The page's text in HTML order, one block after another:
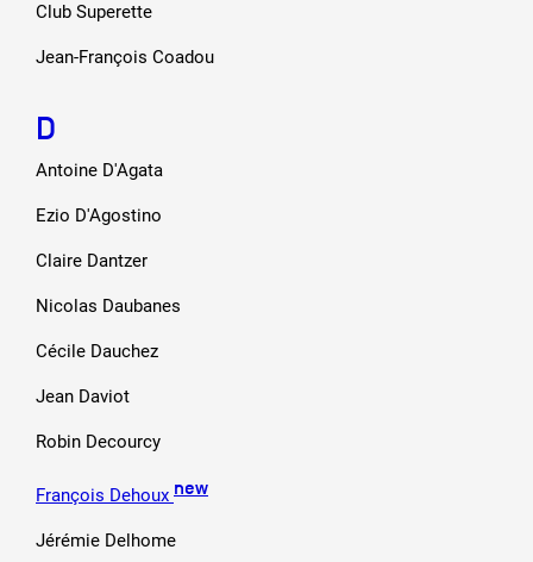
Club Superette
Jean-François Coadou
D
Antoine D'Agata
Ezio D'Agostino
Claire Dantzer
Nicolas Daubanes
Cécile Dauchez
Jean Daviot
Robin Decourcy
François Dehoux new
Jérémie Delhome